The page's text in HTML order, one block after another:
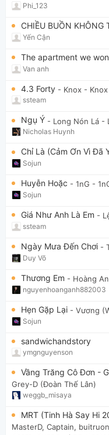
Phi_123
CHIỀU BUỒN KHÔNG
Yến Cận
The apartment we
Van anh
4.3 Forty - Knox - Knox
ssteam
Ngụ Ý - Long Nón Lá -
Nicholas Huynh
Chỉ Là (Cảm Ơn Vì Đã
Sojun
Huyễn Hoặc - 1nG -
Sojun
Giá Như Anh Là Em -
ssteam
Ngày Mưa Đến Chơi -
Duy Võ
Thương Em - Hoàng
nguyenhoanganh882003
Hẹn Gặp Lại - Vương
Sojun
sandwichandstory
ymgnguyenson
Vầng Trăng Cô Đơn -
Grey-D (Đoàn Thế Lân)
weggb_misaya
MRT (Tinh Hà Say Hi
MasterD, Captain,